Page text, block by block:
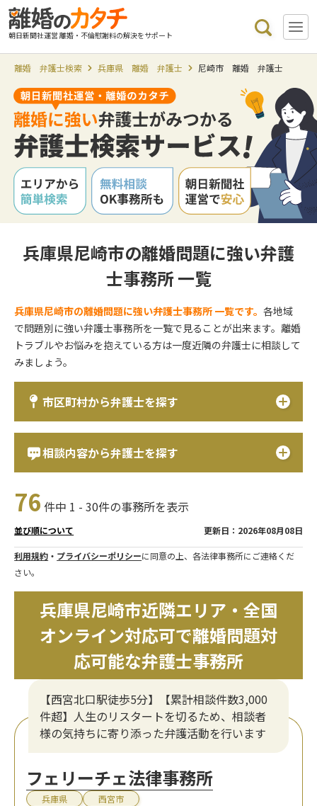
朝日新聞社運営 離婚・不倫慰謝料の解決をサポート
離婚 弁護士検索 兵庫県 離婚 弁護士 尼崎市 離婚 弁護士
兵庫県尼崎市の離婚問題に強い弁護
士事務所 一覧
兵庫県尼崎市の離婚問題に強い弁護士事務所 一覧です。各地域
で問題別に強い弁護士事務所を一覧で見ることが出来ます。離婚
トラブルやお悩みを抱えている方は一度近隣の弁護士に相談して
みましょう。
市区町村から弁護士を探す
相談内容から弁護士を探す
76 件中 1 - 30件の事務所を表示
並び順について 更新日：2026年08月08日
利用規約 ・ プライバシーポリシーに同意の上、各法律事務所にご連絡くだ
さい。
兵庫県尼崎市近隣エリア・全国
オンライン対応可で離婚問題対
応可能な弁護士事務所
【西宮北口駅徒歩5分】【累計相談件数3,000
件超】人生のリスタートを切るため、相談者
様の気持ちに寄り添った弁護活動を行います
フェリーチェ法律事務所
兵庫県 西宮市